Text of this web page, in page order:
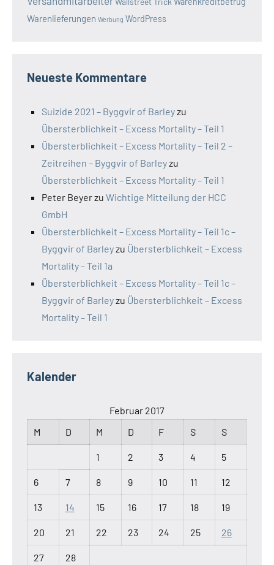
Warenlieferungen Werbung WordPress
Neueste Kommentare
Suizide 2021 – Byggvir of Barleyzu
Übersterblichkeit – Excess Mortality – Teil 1
Übersterblichkeit – Excess Mortality – Teil 2 –
Zeitreihen – Byggvir of Barleyzu
Übersterblichkeit – Excess Mortality – Teil 1
Peter Beyerzu Wichtige Mitteilung der HCC
GmbH
Übersterblichkeit – Excess Mortality – Teil 1c –
Byggvir of Barleyzu Übersterblichkeit – Excess
Mortality – Teil 1a
Übersterblichkeit – Excess Mortality – Teil 1c –
Byggvir of Barleyzu Übersterblichkeit – Excess
Mortality – Teil 1
Kalender
Februar 2017
M
D M D F S S
1 2 3 4 5
6 7 8 9 10 11 12
13 14 15 16 17 18 19
20 21 22 23 24 25 26
27 28